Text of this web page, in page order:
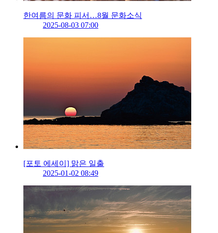
한여름의 문화 피서…8월 문화소식
2025-08-03 07:00
[포토 에세이] 맑은 일출
2025-01-02 08:49